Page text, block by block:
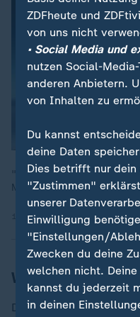
"Die Fliegerabwehrschutz
Militärexperte Gustav
15.05.2026 | 5:18 min
Wie reagiert
Der Kreml reagiert auf
ZDFheute und
von uns nicht
• Social Media und
nutzen Social-
anderen Anbietern.
von Inhalten zu
Du kannst
deine Daten
Dies betrifft nur
"Zustimmen"
unserer
Einwilligung
"Einstellungen/
Zwecken du deine
welchen nicht.
kannst du jederzeit
in deinen